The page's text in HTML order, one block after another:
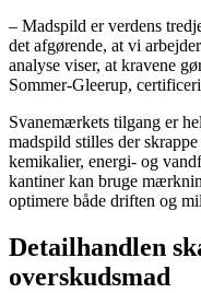
– Madspild er verdens
det afgørende, at vi
analyse viser, at kravene
Sommer-Gleerup,
Svanemærkets tilgang er
madspild stilles der
kemikalier, energi- og
kantiner kan bruge
optimere både driften og
Detailhandlen
overskudsmad